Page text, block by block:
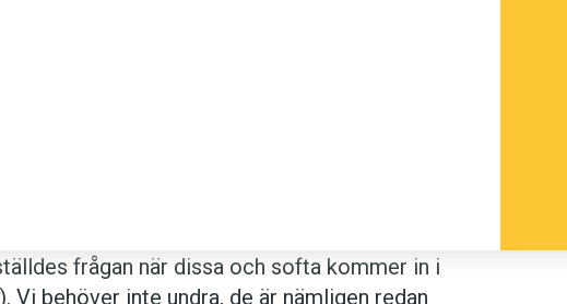
frågan när dissa och softa kommer in i
Vi behöver inte undra, de är nämligen redan